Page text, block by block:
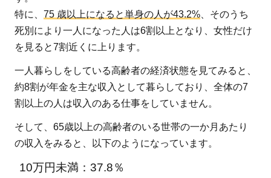
の
貧
困
で
も
男
女
が
明
特に、 75 歳以上になると単身の人が43.2% 、そのうち
死別により一人になった人は6割以上となり、女性だけ
を見ると7割近くに上ります。
一人暮らしをしている高齢者の経済状態を見てみると、
約8割が年金を主な収入として暮らしており、全体の7
割以上の人は収入のある仕事をしていません。
そして、65歳以上の高齢者のいる世帯の一か月あたり
の収入をみると、以下のようになっています。
10万円未満：37.8％